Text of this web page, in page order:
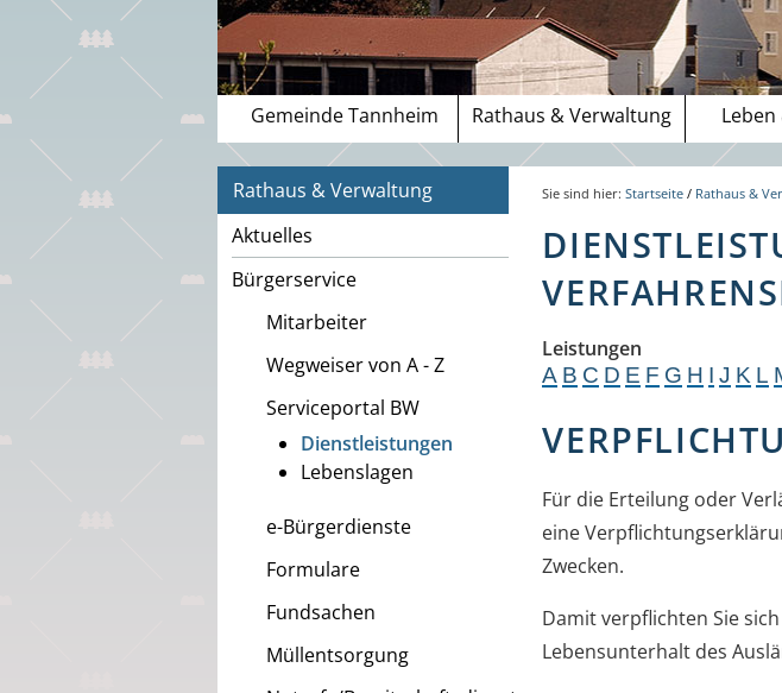
Gemeinde Tannheim Rathaus & Verwaltung
Rathaus & Verwaltung
Aktuelles
Bürgerservice
Mitarbeiter
Wegweiser von A - Z
Serviceportal BW
Dienstleistungen
Lebenslagen
e-Bürgerdienste
Formulare
Fundsachen
Müllentsorgung
Sie sind hier:Startseite / Rathaus &
Leistungen
A B C D E F G H I J K L
Für die Erteilung oder
eine
Zwecken.
Damit verpflichten Sie
Lebensunterhalt des